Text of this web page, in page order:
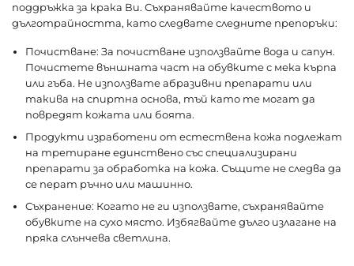
поддръжка за крака Ви. Съхранявайте качеството и
дълготрайността, като следвате следните препоръки:
Почистване: За почистване използвайте вода и сапун.
Почистете външната част на обувките с мека кърпа
или гъба. Не използвате абразивни препарати или
такива на спиртна основа, тъй като те могат да
повредят кожата или боята.
Продукти изработени от естествена кожа подлежат
на третиране единствено със специализирани
препарати за обработка на кожа. Същите не следва да
се перат ръчно или машинно.
Съхранение: Когато не ги използвате, съхранявайте
обувките на сухо място. Избягвайте дълго излагане на
пряка слънчева светлина.